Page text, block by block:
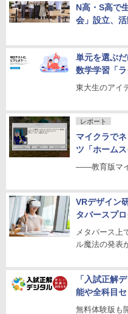
N高・S高で
会」設立、
単元を選ぶ
数学学習「
東大生のアイ
レポート
マイクラで
ツ「ホームス
――教育版マ
VRデザイン
タバースプ
メタバース上
ル魔法の発表
「入試正解
能や全科目
無料体験版も